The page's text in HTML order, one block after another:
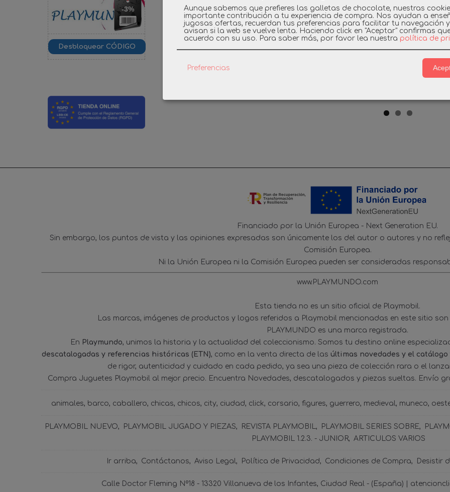
-3%
PLAYMOBIL BAUL
MEDIEVAL...
PLAYMOBIL PLUMA
Financiado por la Unión Europea - Next Generation EU.
Sin embargo, los puntos de vista y las opiniones expresadas son únicamente los del autor o autores y no
Comisión Europea.
Ni la Unión Europea ni la Comisión Europea pueden ser consideradas
www.PLAYMUNDO.com
Esta tienda no es un sitio oficial de Playmobil.
Las marcas, imágenes de productos y logos referidos a Playmobil mencionadas en este sitio
PLAYMUNDO es una marca registrada.
En Playmundo, unimos la historia y la actualidad del coleccionismo. Somos tu destino online
descatalogadas y referencias históricas (ETN), como en la venta directa de las últimas novedades y el
de rigor, autenticidad y cuidado en cada pedido, ya sea una pieza de colección rara o el
Compra Juguetes Playmobil al mejor precio. Encuentra Novedades, descatalogados y piezas sueltas. Envío
animales barco caballero chicas chicos city ciudad click corsario figures guerrero medieval muneco
PLAYMOBIL NUEVO PLAYMOBIL JUGADO Y PIEZAS REVISTA PLAYMOBIL PLAYMOBIL SERIES SOBRE
PLAYMOBIL 1.2.3. - JUNIOR
ARTICULOS VARIOS
Ir arriba Contáctanos Aviso Legal Política de Privacidad Condiciones de Compra Desistir
Calle Doctor Fleming Nº18 - 13320 Villanueva de los Infantes, Ciudad Real - (España) |
Aunque sabemos que prefieres las galletas de chocolate, nuestras
importante contribución a tu experiencia de compra. Nos ayudan a
jugosas ofertas, recuerdan tus preferencias para facilitar tu navegación
avisan si la web se vuelve lenta. Haciendo click en "Aceptar" confirmas
acuerdo con su uso. Para saber más, por favor lea nuestra política de
Preferencias